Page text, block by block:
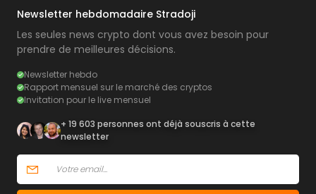
Newsletter hebdomadaire Stradoji
Les seules news crypto dont vous avez besoin pour
prendre de meilleures décisions.
Newsletter hebdo
Rapport mensuel sur le marché des cryptos
Invitation pour le live mensuel
+ 19 603 personnes ont déjà souscris à cette
newsletter